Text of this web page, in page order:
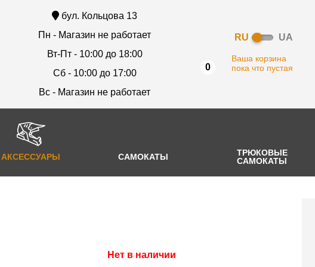
бул. Кольцова 13
Пн - Магазин не работает
Вт-Пт - 10:00 до 18:00
Сб - 10:00 до 17:00
Вс - Магазин не работает
RU UA
0
Ваша корзина
пока что пустая
АКСЕССУАРЫ САМОКАТЫ
ТРЮКОВЫЕ
САМОКАТЫ
Нет в наличии